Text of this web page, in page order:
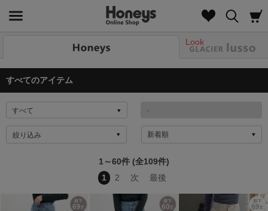
Look
すべてのアイテム
絞り込み
1～60件 (全109件)
1
2 次 最後